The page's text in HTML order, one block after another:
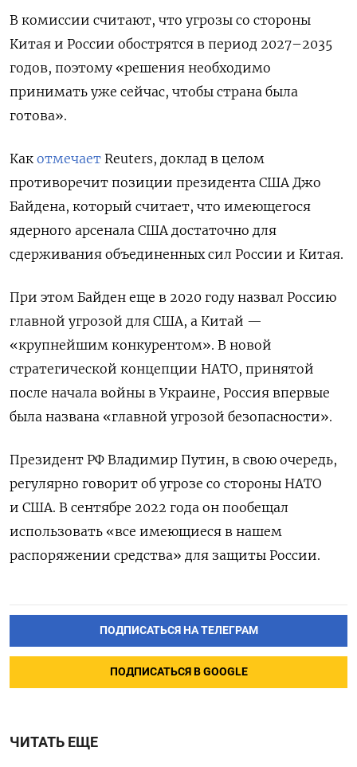
В комиссии считают, что угрозы со стороны
Китая и России обострятся в период 2027–2035
годов, поэтому «решения необходимо
принимать уже сейчас, чтобы страна была
готова».
Как отмечает Reuters, доклад в целом
противоречит позиции президента США Джо
Байдена, который считает, что имеющегося
ядерного арсенала США достаточно для
сдерживания объединенных сил России и Китая.
При этом Байден еще в 2020 году назвал Россию
главной угрозой для США, а Китай —
«крупнейшим конкурентом». В новой
стратегической концепции НАТО, принятой
после начала войны в Украине, Россия впервые
была названа «главной угрозой безопасности».
Президент РФ Владимир Путин, в свою очередь,
регулярно говорит об угрозе со стороны НАТО
и США. В сентябре 2022 года он пообещал
использовать «все имеющиеся в нашем
распоряжении средства» для защиты России.
ПОДПИСАТЬСЯ НА ТЕЛЕГРАМ
ПОДПИСАТЬСЯ В GOOGLE
ЧИТАТЬ ЕЩЕ